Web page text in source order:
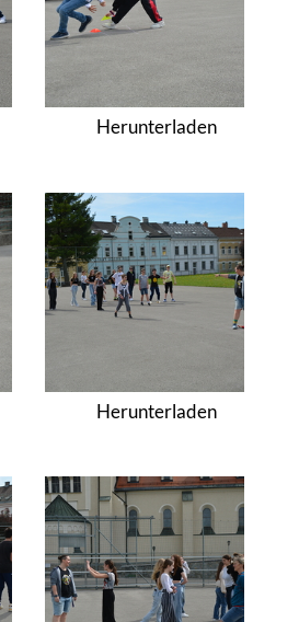
Herunterladen
Herunterladen